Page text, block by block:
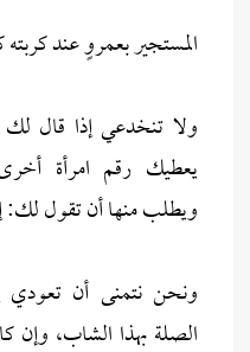
المستجير بعمروٍ عند
ولا تنخدعي إذا قال
يعطيك رقم امرأة
ويطلب منها أن تقول لك:
ونحن نتمنى أن
الصلة بهذا الشاب، وإن